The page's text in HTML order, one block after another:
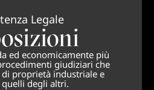
Legale
ed economicamente più
giudiziari che
proprietà industriale e
degli altri.